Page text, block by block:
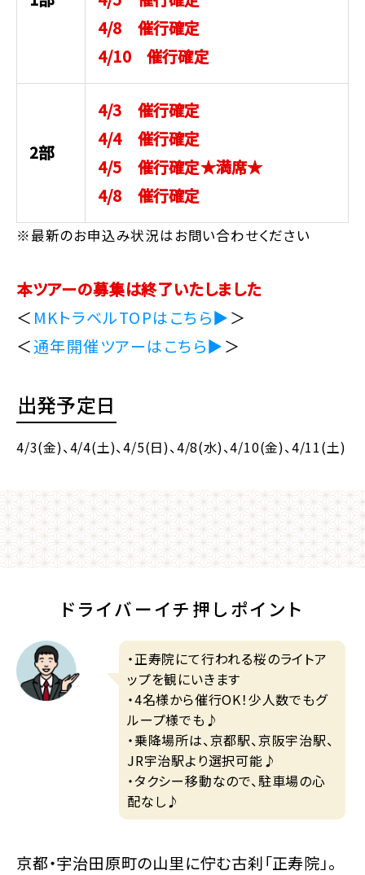
4/8 催行確定
4/10 催行確定
2部
4/3 催行確定
4/4 催行確定
4/5 催行確定★満席★
4/8 催行確定
※最新のお申込み状況はお問い合わせください
本ツアーの募集は終了いたしました
＜ MKトラベルTOPはこちら▶＞
＜通年開催ツアーはこちら▶＞
出発予定日
4/3(金)、4/4(土)、4/5(日)、4/8(水)、4/10(金)、4/11(土)
ドライバーイチ押しポイント
・正寿院にて行われる桜のライトア
ップを観にいきます
・4名様から催行OK！少人数でもグ
ループ様でも♪
・乗降場所は、京都駅、京阪宇治駅、
JR宇治駅より選択可能♪
・タクシー移動なので、駐車場の心
配なし♪
京都・宇治田原町の山里に佇む古刹「正寿院」。